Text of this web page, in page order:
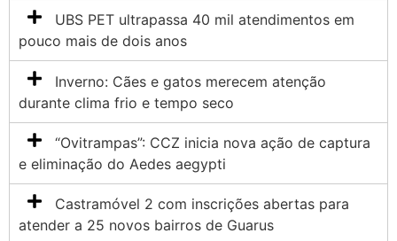
UBS PET ultrapassa 40 mil atendimentos em
pouco mais de dois anos
Inverno: Cães e gatos merecem atenção
durante clima frio e tempo seco
“Ovitrampas”: CCZ inicia nova ação de captura
e eliminação do Aedes aegypti
Castramóvel 2 com inscrições abertas para
atender a 25 novos bairros de Guarus